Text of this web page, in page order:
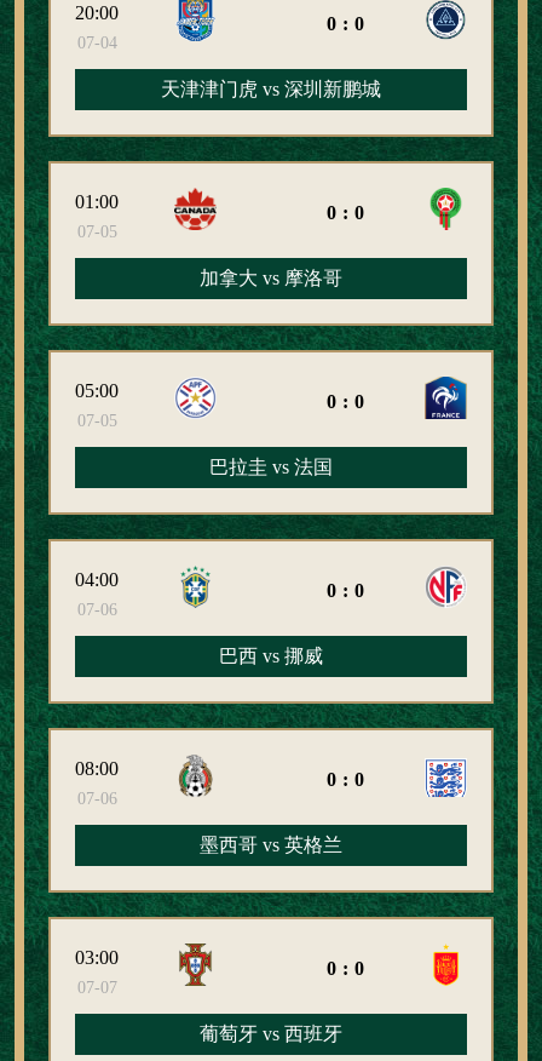
20:00
07-04
0:0
天津津门虎 vs 深圳新鹏城
01:00
07-05
0:0
加拿大 vs 摩洛哥
05:00
07-05
0:0
巴拉圭 vs 法国
04:00
07-06
0:0
巴西 vs 挪威
08:00
07-06
0:0
墨西哥 vs 英格兰
03:00
07-07
0:0
葡萄牙 vs 西班牙